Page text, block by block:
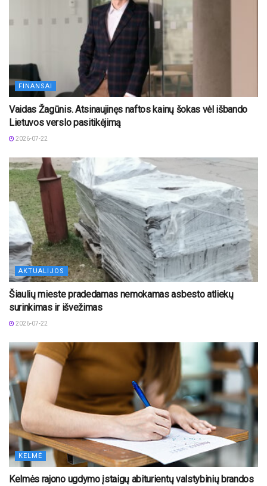
FINANSAI
Vaidas Žagūnis. Atsinaujinęs naftos kainų šokas vėl išbando
Lietuvos verslo pasitikėjimą
2026-07-22
AKTUALIJOS
Šiaulių mieste pradedamas nemokamas asbesto atliekų
surinkimas ir išvežimas
2026-07-22
KELMĖ
Kelmės rajono ugdymo įstaigų abiturientų valstybinių brandos